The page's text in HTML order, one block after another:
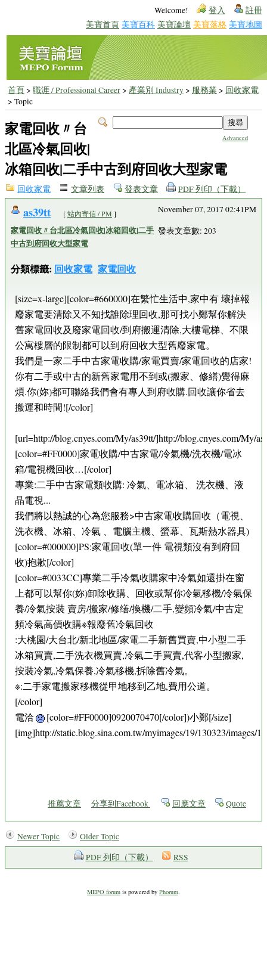
Welcome! 登入 註冊
美寶首頁 美寶百科 美寶論壇 美寶落格 美寶地圖
首頁> 職涯 / Professional Career> 產業別 Industry> 服務業> 回收家電
> Topic
Advanced
家電回收〃台
北區冷氣回收|
冰箱回收|二手中古到府回收大型家電
回收家電 文章列表 發表文章 PDF 列印（下載）
as39tt [站內寄信 / PM ]
家電回收〃台北區冷氣回收|冰箱回收|二手
中古到府回收大型家電
分類標籤: 回收家電 家電回收
November 07, 2017 02:41PM
發表文章數: 203
[size=x-large][color=#660000]在繁忙生活中,家中有 壞掉報
廢家電要清除又不知找誰除理回收,那可找小鄭幫你解決
舊家電回收及廢家電回收/到府搬運清除,大樓電梯、不限
公寓樓層的限制都可以到府回收大型舊廢家電。
我們是一家二手中古家電收購/家電買賣/家電回收的店家!
你有二手或中古的新舊家電用不到或(搬家、修繕)覺得麻
煩.你(妳)都可聯絡我們會有專人到府收購.回收讓你省去
搬運和時間![/color]
[url=http://blog.cnyes.com/My/as39tt/]http://blog.cnyes.com/My/
[color=#FF0000]家電收購/中古家電/冷氣機/洗衣機/電冰
箱/電視機回收…[/color]
專業:二手中古家電類收購: 冷氣、電冰箱、 洗衣機、液
晶電視...
我們將以熱誠的心為您服務>中古家電收購回收（電視、
洗衣機、冰箱、冷氣 、電腦主機、螢幕、瓦斯熱水器具)
[color=#000000]PS:家電回收(單一件 電視類沒有到府回
收)抱歉[/color]
[color=#0033CC]專業二手冷氣收購家中冷氣如還掛在窗
上都可以幫你(妳)卸除收購、回收或幫你冷氣移機/冷氣保
養/冷氣按裝 賣房/搬家/修缮/換機/二手,變頻冷氣/中古定
頻冷氣高價收購※報廢舊冷氣回收
:大桃園/大台北/新北地區/家電二手新舊買賣,中小型二手
冰箱買賣,二手洗衣機買賣,冷氣二手買賣,代客小型搬家,
按裝冷氣,冷氣保養,冷氣移機,拆除舊冷氣。
※:二手家電搬家移機從甲地移到乙地,費用公道。
[/color]
電洽
[color=#FF0000]0920070470[/color])小鄭[/size]
[img]http://static.blog.sina.com.tw/myimages/19/130323/images/
推薦文章 分享到Facebook 回應文章 Quote
Newer Topic
Older Topic
PDF 列印（下載）
RSS
MEPO forum is powered by Phorum.